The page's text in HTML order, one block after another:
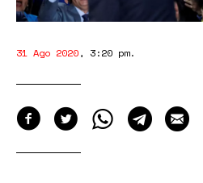
31 Ago 2020, 3:20 pm.